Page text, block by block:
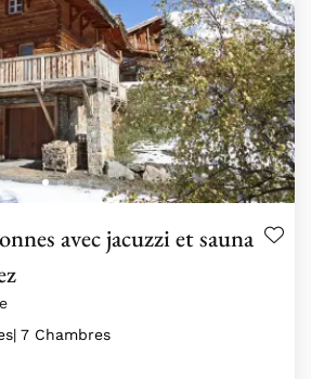
avec jacuzzi et sauna
| 7 Chambres